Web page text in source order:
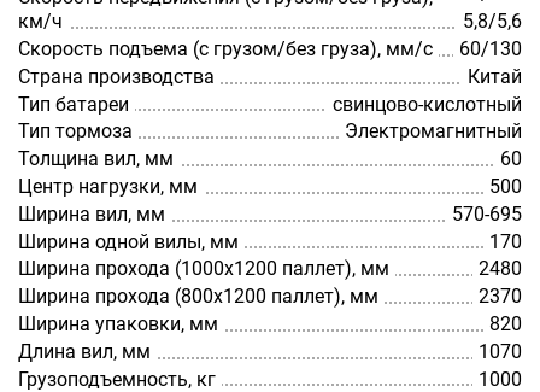
км/ч
5,8/5,6
Скорость подъема (с грузом/без груза), мм/с
60/130
Страна производства
Китай
Тип батареи
свинцово-кислотный
Тип тормоза
Электромагнитный
Толщина вил, мм
60
Центр нагрузки, мм
500
Ширина вил, мм
570-695
Ширина одной вилы, мм
170
Ширина прохода (1000х1200 паллет), мм
2480
Ширина прохода (800х1200 паллет), мм
2370
Ширина упаковки, мм
820
Длина вил, мм
1070
Грузоподъемность, кг
1000